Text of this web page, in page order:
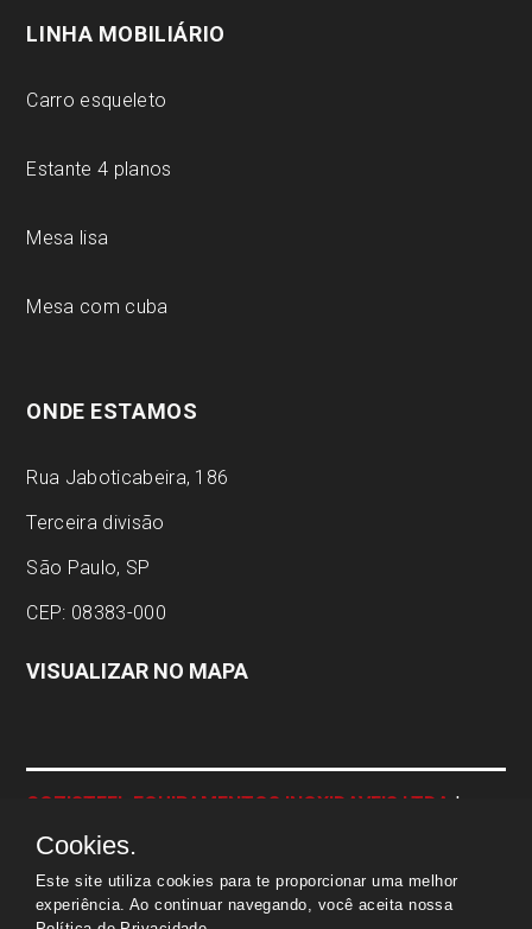
LINHA MOBILIÁRIO
Carro esqueleto
Estante 4 planos
Mesa lisa
Mesa com cuba
ONDE ESTAMOS
Rua Jaboticabeira, 186
Terceira divisão
São Paulo, SP
CEP: 08383-000
VISUALIZAR NO MAPA
COZISTEEL EQUIPAMENTOS INOXIDAVEIS LTDA |
CNPJ:
04.337.443/0001-23 | © Todos os direitos
reservados
Cookies.
Este site utiliza cookies para te proporcionar uma melhor
experiência. Ao continuar navegando, você aceita nossa